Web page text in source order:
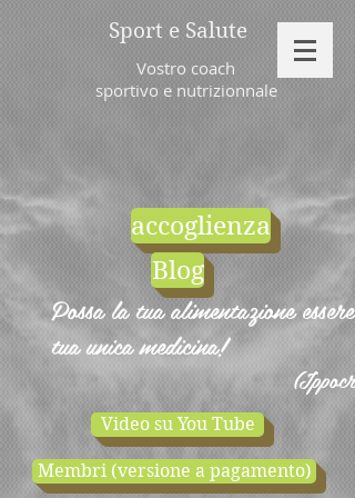
Sport e Salute
Vostro coach
sportivo e nutrizionnale
accoglienza
Blog
Possa la tua alimentazione essere
tua unica medicina!
Video su You Tube
Membri (versione a pagamento)